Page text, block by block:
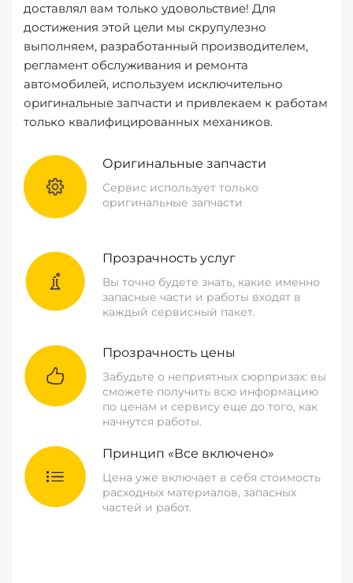
доставлял вам только удовольствие! Для
достижения этой цели мы скрупулезно
выполняем, разработанный производителем,
регламент обслуживания и ремонта
автомобилей, используем исключительно
оригинальные запчасти и привлекаем к работам
только квалифицированных механиков.
Оригинальные запчасти
Сервис использует только
оригинальные запчасти
Прозрачность услуг
Вы точно будете знать, какие именно
запасные части и работы входят в
каждый сервисный пакет.
Прозрачность цены
Забудьте о неприятных сюрпризах: вы
сможете получить всю информацию
по ценам и сервису еще до того, как
начнутся работы.
Принцип «Все включено»
Цена уже включает в себя стоимость
расходных материалов, запасных
частей и работ.